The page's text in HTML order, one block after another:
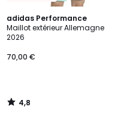
adidas Performance
Maillot extérieur Allemagne
2026
70,00 €
4,8
/ 5
4,8
/